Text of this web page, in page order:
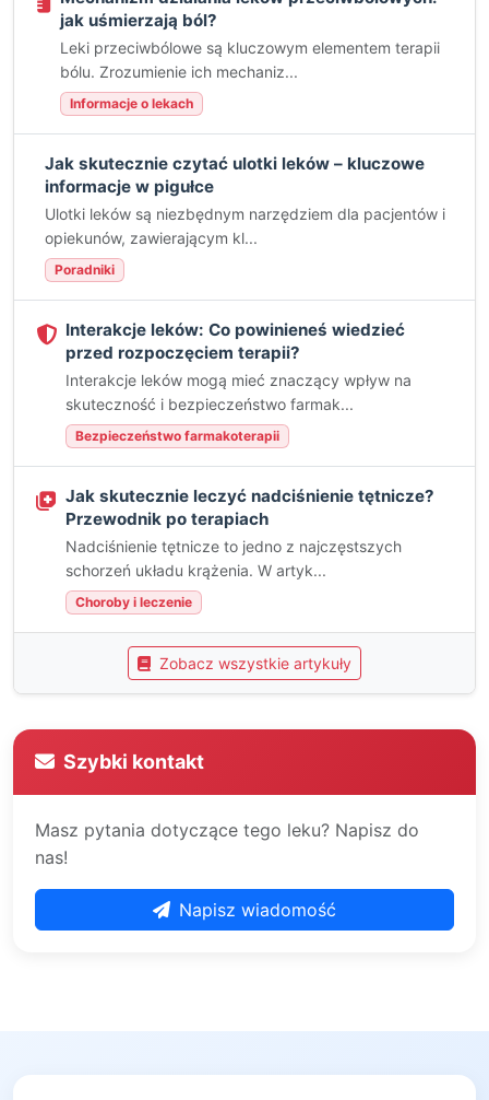
jak uśmierzają ból?
Leki przeciwbólowe są kluczowym elementem terapii
bólu. Zrozumienie ich mechaniz...
Informacje o lekach
Jak skutecznie czytać ulotki leków – kluczowe
informacje w pigułce
Ulotki leków są niezbędnym narzędziem dla pacjentów i
opiekunów, zawierającym kl...
Poradniki
Interakcje leków: Co powinieneś wiedzieć
przed rozpoczęciem terapii?
Interakcje leków mogą mieć znaczący wpływ na
skuteczność i bezpieczeństwo farmak...
Bezpieczeństwo farmakoterapii
Jak skutecznie leczyć nadciśnienie tętnicze?
Przewodnik po terapiach
Nadciśnienie tętnicze to jedno z najczęstszych
schorzeń układu krążenia. W artyk...
Choroby i leczenie
Zobacz wszystkie artykuły
Szybki kontakt
Masz pytania dotyczące tego leku? Napisz do
nas!
Napisz wiadomość